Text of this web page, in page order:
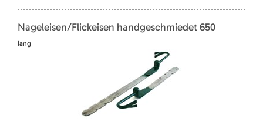
Nageleisen/Flickeisen handgeschmiedet 650
lang